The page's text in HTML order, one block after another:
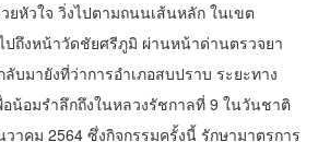
ยหัวใจ วิ่งไปตามถนนเส้นหลัก ในเขต
ปถึงหน้าวัดชัยศรีภูมิ ผ่านหน้าด่านตรวจยา
บมายังที่ว่าการอำเภอสบปราบ ระยะทาง
น้อมรำลึกถึงในหลวงรัชกาลที่ 9 ในวันชาติ
าคม 2564 ซึ่งกิจกรรมครั้งนี้ รักษามาตรการ